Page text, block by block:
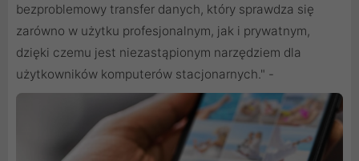
bezproblemowy transfer danych, który sprawdza się
zarówno w użytku profesjonalnym, jak i prywatnym,
dzięki czemu jest niezastąpionym narzędziem dla
użytkowników komputerów stacjonarnych." -